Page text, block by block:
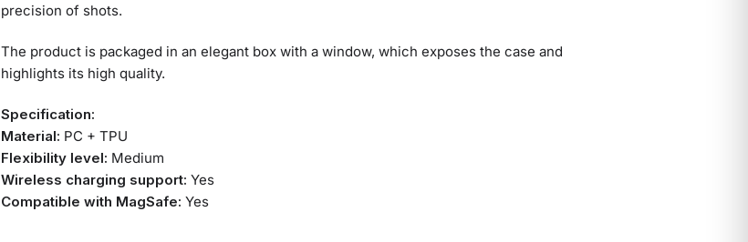
precision of shots.
The product is packaged in an elegant box with a window, which exposes the case and
highlights its high quality.
Specification:
Material: PC + TPU
Flexibility level: Medium
Wireless charging support: Yes
Compatible with MagSafe:Yes